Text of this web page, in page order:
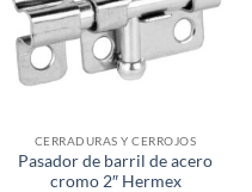
CERRADURAS Y CERROJOS
Pasador de barril de acero
cromo 2″ Hermex